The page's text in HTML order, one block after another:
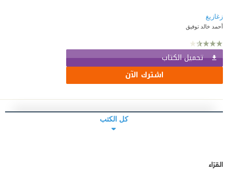
زغازيغ
أحمد خالد توفيق
تحميل الكتاب
اشترك الآن
كل الكتب
القرّاء